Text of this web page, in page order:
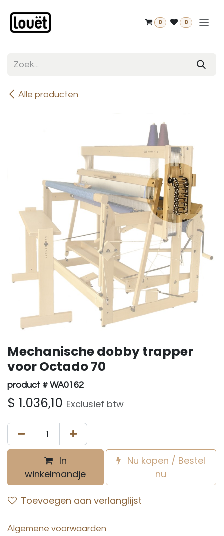
0 0
Alle producten
Mechanische dobby trapper
voor Octado 70
product # WA0162
$ 1.036,10 Exclusief btw
In
winkelmandje
Nu kopen / Bestel
nu
Toevoegen aan verlanglijst
Algemene voorwaarden